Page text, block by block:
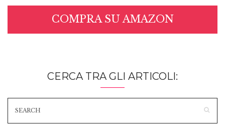
COMPRA SU AMAZON
CERCA TRA GLI ARTICOLI: